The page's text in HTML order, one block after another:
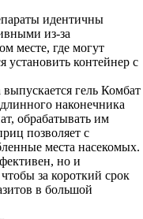
идентичны
из-за
месте, где могут
установить контейнер с
гель Комбат
наконечника
обрабатывать им
позволяет с
места насекомых.
но и
за короткий срок
в большой